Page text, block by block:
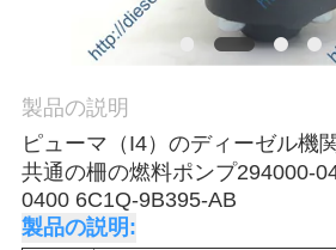
質
管
理
製品の説明
ピューマ（I4）のディーゼル機
共通の柵の燃料ポンプ294000-
0400 6C1Q-9B395-AB
製品の説明: